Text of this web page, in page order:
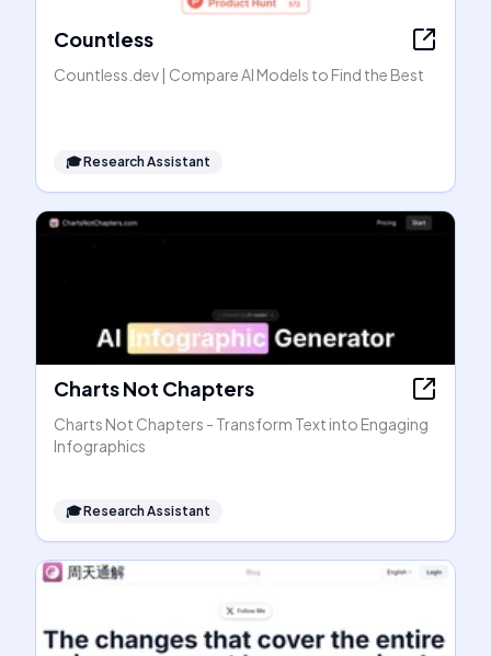
Countless
Countless.dev | Compare AI Models to Find the Best
🎓Research Assistant
Charts Not Chapters
Charts Not Chapters - Transform Text into Engaging
Infographics
🎓Research Assistant